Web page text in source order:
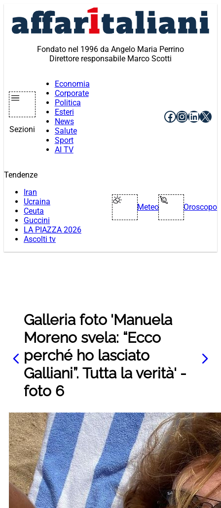
contenuto
Fondato nel 1996 da Angelo Maria Perrino
Direttore responsabile Marco Scotti
Sezioni
Economia
Corporate
Politica
Esteri
News
Salute
Sport
AI TV
Facebook
X
Tendenze
Iran
Ucraina
Ceuta
Guccini
LA PIAZZA 2026
Ascolti tv
Meteo Oroscopo
Galleria foto 'Manuela
Moreno svela: “Ecco
perché ho lasciato
Galliani”. Tutta la verità' -
foto 6